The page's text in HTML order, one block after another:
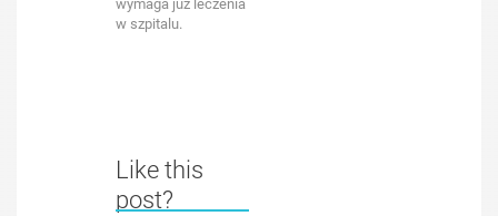
wymaga już leczenia
w szpitalu.
Like this
post?